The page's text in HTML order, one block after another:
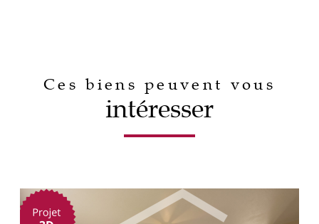
Ces biens peuvent vous
intéresser